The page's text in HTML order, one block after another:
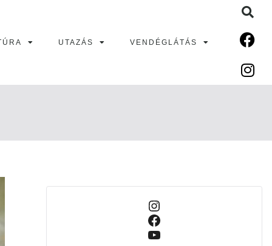
UTAZÁS VENDÉGLÁTÁS